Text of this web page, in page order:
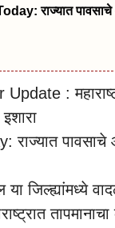
राज्यात पावसाचे
:
पावसाचे
या जिल्ह्यांमध्ये